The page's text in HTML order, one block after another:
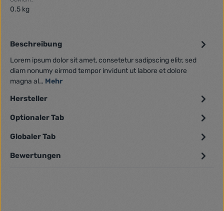
0.5 kg
Beschreibung
Lorem ipsum dolor sit amet, consetetur sadipscing elitr, sed
diam nonumy eirmod tempor invidunt ut labore et dolore
magna al… Mehr
Hersteller
Optionaler Tab
Globaler Tab
Bewertungen